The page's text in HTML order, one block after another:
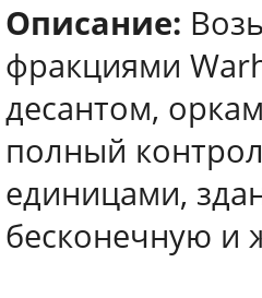
Описание:
фракциями
десантом,
полный
единицами,
бесконечную и